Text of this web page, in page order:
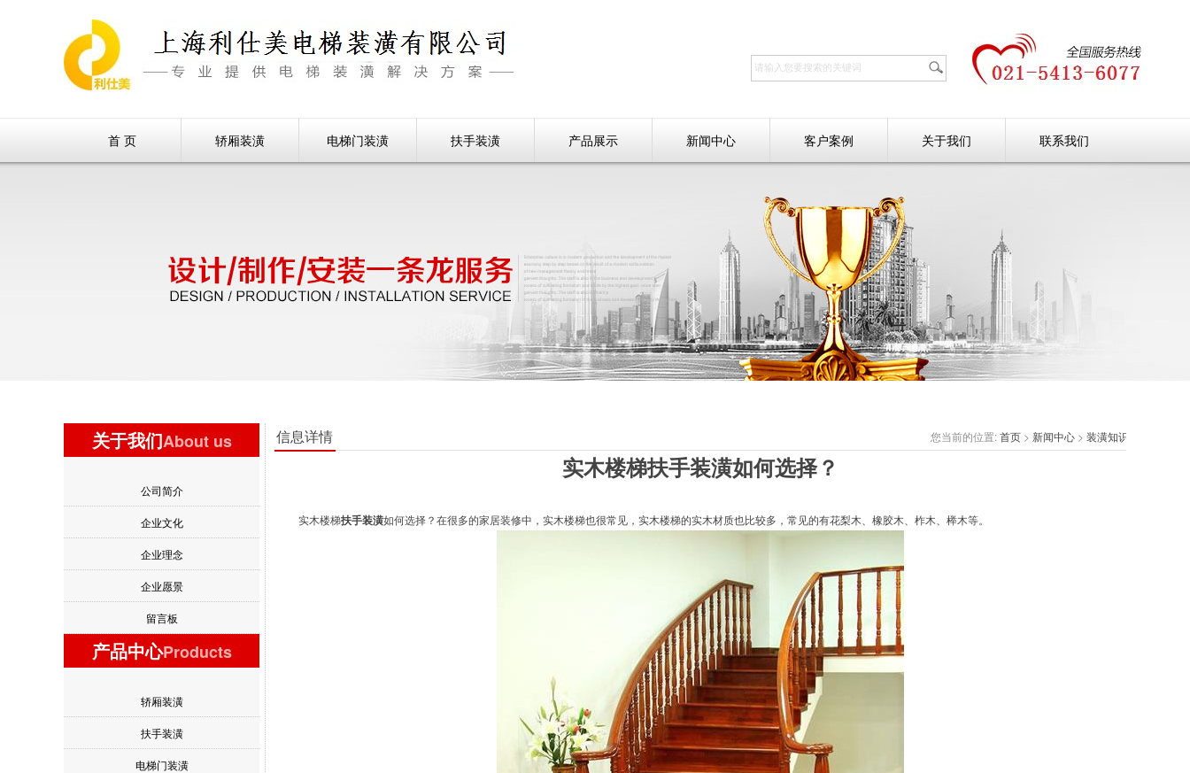
首 页 轿厢装潢 电梯门装潢 扶手装潢 产品展示 新闻中心 客户案例 关于我们 联系我们
关于我们About us
公司简介
企业文化
企业理念
企业愿景
留言板
产品中心Products
轿厢装潢
扶手装潢
电梯门装潢
信息详情 您当前的位置:首页 > 新闻中心 > 装潢知识
实木楼梯扶手装潢如何选择？
实木楼梯扶手装潢如何选择？在很多的家居装修中，实木楼梯也很常见，实木楼梯的实木材质也比较多，常见的有花梨木、橡胶木、柞木、榉木等。